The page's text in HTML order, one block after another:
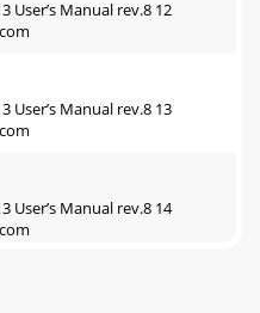
User’s Manual rev.8 12
User’s Manual rev.8 13
User’s Manual rev.8 14